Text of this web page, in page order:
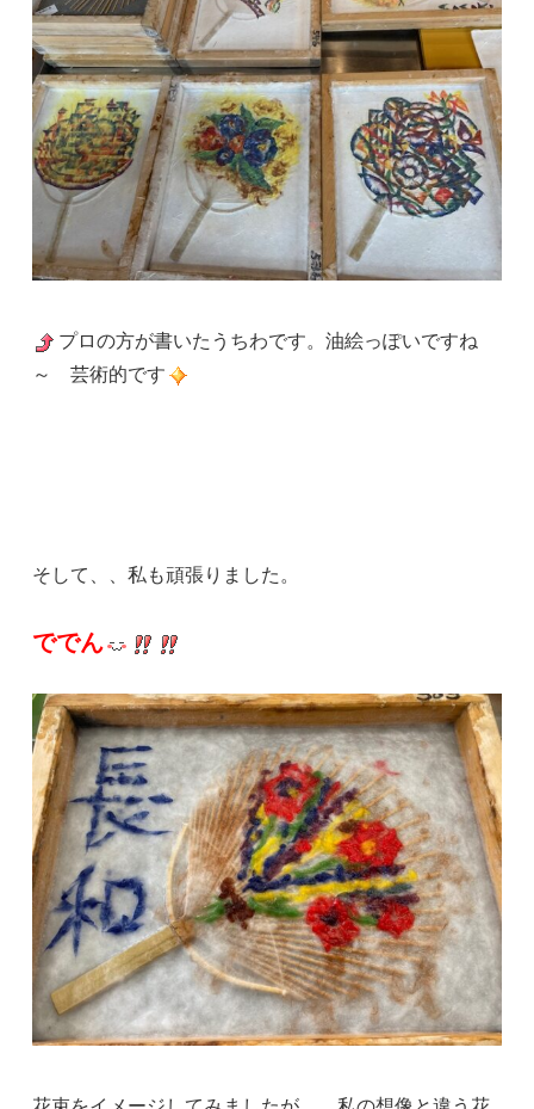
プロの方が書いたうちわです。油絵っぽいですね
～ 芸術的です
そして、、私も頑張りました。
ででん